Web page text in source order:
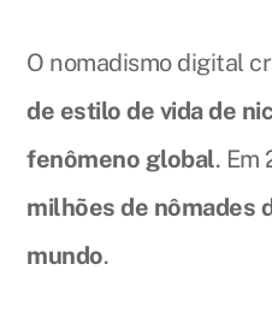
O nomadismo digital
de estilo de vida de
fenômeno global. Em
milhões de nômades
mundo.